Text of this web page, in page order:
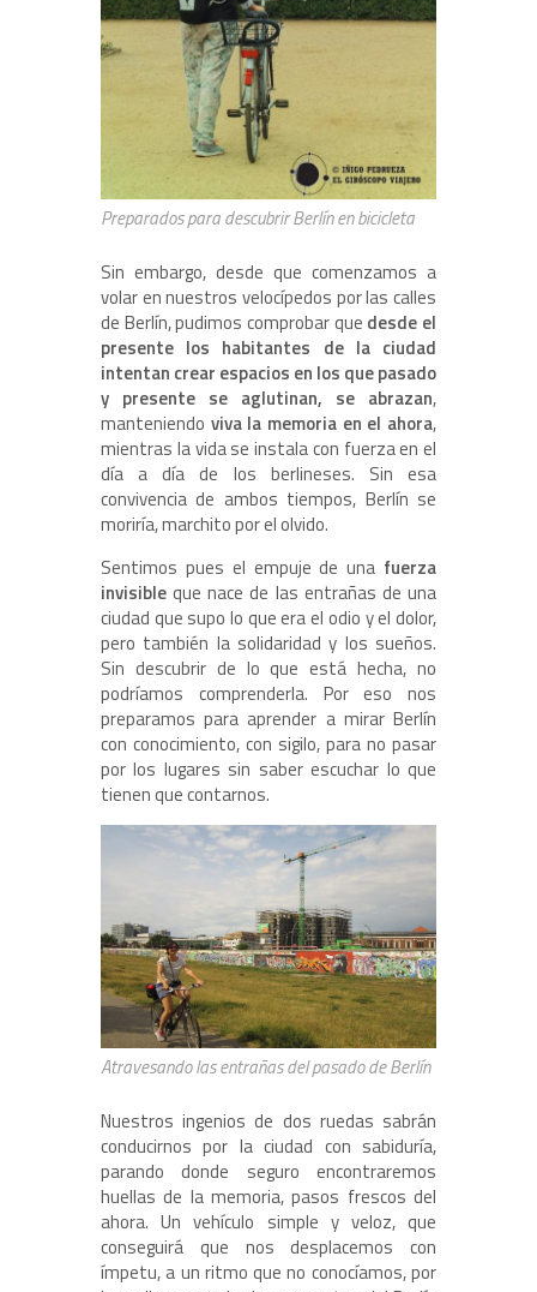
Preparados para descubrir Berlín en bicicleta
Sin embargo, desde que comenzamos a
volar en nuestros velocípedos por las calles
de Berlín, pudimos comprobar que desde el
presente los habitantes de la ciudad
intentan crear espacios en los que pasado
y presente se aglutinan, se abrazan,
manteniendo viva la memoria en el ahora,
mientras la vida se instala con fuerza en el
día a día de los berlineses. Sin esa
convivencia de ambos tiempos, Berlín se
moriría, marchito por el olvido.
Sentimos pues el empuje de una fuerza
invisible que nace de las entrañas de una
ciudad que supo lo que era el odio y el dolor,
pero también la solidaridad y los sueños.
Sin descubrir de lo que está hecha, no
podríamos comprenderla. Por eso nos
preparamos para aprender a mirar Berlín
con conocimiento, con sigilo, para no pasar
por los lugares sin saber escuchar lo que
tienen que contarnos.
Atravesando las entrañas del pasado de Berlín
Nuestros ingenios de dos ruedas sabrán
conducirnos por la ciudad con sabiduría,
parando donde seguro encontraremos
huellas de la memoria, pasos frescos del
ahora. Un vehículo simple y veloz, que
conseguirá que nos desplacemos con
ímpetu, a un ritmo que no conocíamos, por